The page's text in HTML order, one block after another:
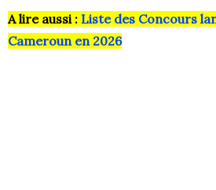
A lire aussi : Liste des Concours
Cameroun en 2026